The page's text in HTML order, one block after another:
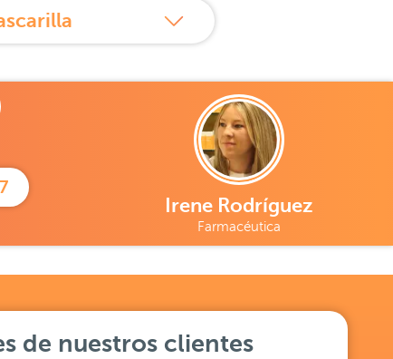
Irene Rodríguez
Farmacéutica
de nuestros clientes